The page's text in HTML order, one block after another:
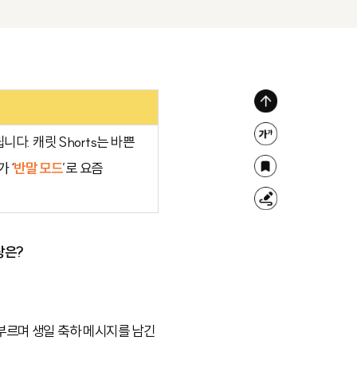
니다. 캐릿 Shorts는 바쁜
‘반말 모드’로 요즘
은?
며 생일 축하 메시지를 남긴
위
로
가
기
글
자
크
기
북
마
형